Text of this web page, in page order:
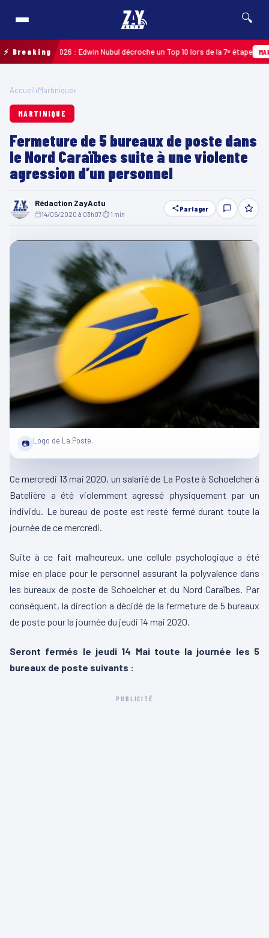
🔍
⚡ Breaking2026 : Edwin Nubul décroche un Top 10 lors de la 7ᵉ étape
Accueil›Martinique›
MARTINIQUE
Fermeture de 5 bureaux de poste dans
le Nord Caraïbes suite à une violente
agression d’un personnel
Rédaction ZayActu
14/05/2020 à 03h07⏱ 1 min
Partager
📷 Logo de La Poste.
Ce mercredi 13 mai 2020, un salarié de La Poste à Schoelcher à
Batelière a été violemment agressé physiquement par un
individu. Le bureau de poste est resté fermé durant toute la
journée de ce mercredi.
Suite à ce fait malheureux, une cellule psychologique a été
mise en place pour le personnel assurant la polyvalence dans
les bureaux de poste de Schoelcher et du Nord Caraïbes. Par
conséquent, la direction a décidé de la fermeture de 5 bureaux
de poste pour la journée du jeudi 14 mai 2020.
Seront fermés le jeudi 14 Mai toute la journée les 5
bureaux de poste suivants :
PUBLICITÉ